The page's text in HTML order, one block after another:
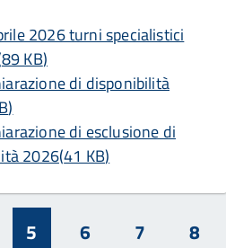
2026 turni specialistici
89 KB)
di disponibilità
)
di esclusione di
2026(41 KB)
5 6 7 8